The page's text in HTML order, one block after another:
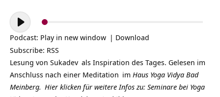
Audio-
Player
Podcast: Play in new window | Download
Subscribe: RSS
Lesung von Sukadev als Inspiration des Tages. Gelesen im
Anschluss nach einer Meditation im Haus Yoga Vidya Bad
Meinberg. Hier klicken für weitere Infos zu: Seminare bei Yoga